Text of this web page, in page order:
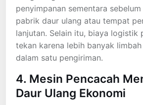
penyimpanan sementara
pabrik daur ulang atau tempat
lanjutan. Selain itu, biaya logistik
tekan karena lebih banyak
dalam satu pengiriman.
4. Mesin Pencacah
Daur Ulang Ekonomi